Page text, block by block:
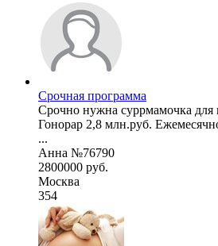
Срочная программа
Срочно нужна суррмамочка
Гонорар 2,8 млн.руб.
...
Анна №76790
2800000 руб.
Москва
354